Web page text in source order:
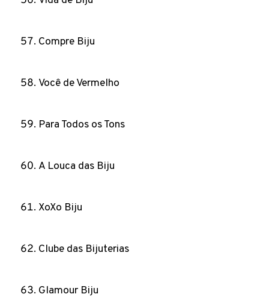
Compre Biju
Você de Vermelho
Para Todos os Tons
A Louca das Biju
XoXo Biju
Clube das Bijuterias
Glamour Biju